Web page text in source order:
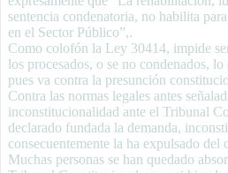
sentencia condenatoria, no habilita
en el Sector Público”,.
Como colofón la Ley 30414, impide
los procesados, o se no condenados,
pues va contra la presunción
Contra las normas legales antes
inconstitucionalidad ante el Tribunal
declarado fundada la demanda,
consecuentemente la ha expulsado
Muchas personas se han quedado